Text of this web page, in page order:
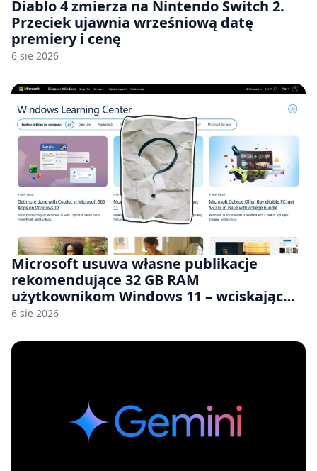
Diablo 4 zmierza na Nintendo Switch 2.
Przeciek ujawnia wrześniową datę
premiery i cenę
6 sie 2026
Microsoft usuwa własne publikacje
rekomendujące 32 GB RAM
użytkownikom Windows 11 – wciskając
nam przy tym komputery z 8 GB RAM po
6 sie 2026